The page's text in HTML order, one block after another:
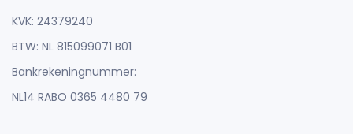
KVK: 24379240
BTW: NL 815099071 B01
Bankrekeningnummer:
NL14 RABO 0365 4480 79